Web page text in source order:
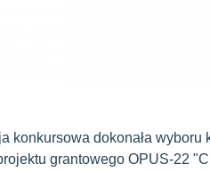
konkursowa dokonała
grantowego OPUS-22 "